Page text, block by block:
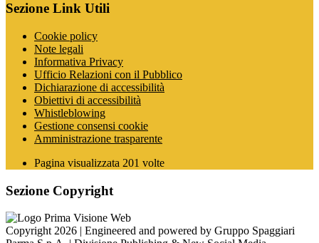
Sezione Link Utili
Cookie policy
Note legali
Informativa Privacy
Ufficio Relazioni con il Pubblico
Dichiarazione di accessibilità
Obiettivi di accessibilità
Whistleblowing
Gestione consensi cookie
Amministrazione trasparente
Pagina visualizzata 201 volte
Sezione Copyright
Copyright 2026 | Engineered and powered by Gruppo Spaggiari